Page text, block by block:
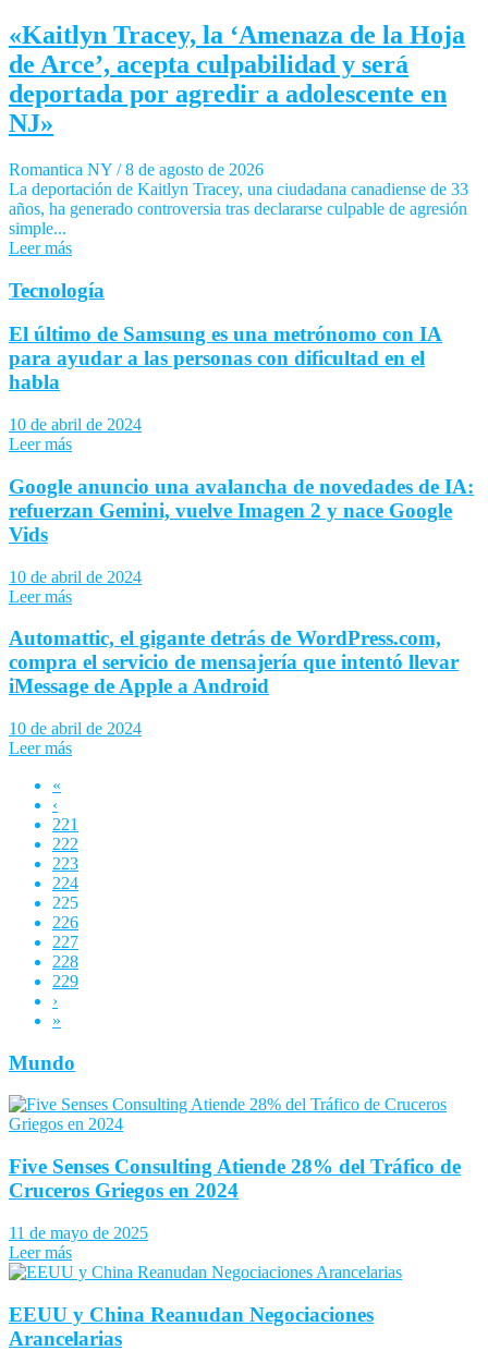
«Kaitlyn Tracey, la ‘Amenaza de la Hoja
de Arce’, acepta culpabilidad y será
deportada por agredir a adolescente en
NJ»
Romantica NY / 8 de agosto de 2026
La deportación de Kaitlyn Tracey, una ciudadana canadiense de 33
años, ha generado controversia tras declararse culpable de agresión
simple...
Leer más
Tecnología
El último de Samsung es una metrónomo con IA
para ayudar a las personas con dificultad en el
habla
10 de abril de 2024
Leer más
Google anuncio una avalancha de novedades de IA:
refuerzan Gemini, vuelve Imagen 2 y nace Google
Vids
10 de abril de 2024
Leer más
Automattic, el gigante detrás de WordPress.com,
compra el servicio de mensajería que intentó llevar
iMessage de Apple a Android
10 de abril de 2024
Leer más
«
‹
221
222
223
224
225
226
227
228
229
›
»
Mundo
Five Senses Consulting Atiende 28% del Tráfico de
Cruceros Griegos en 2024
11 de mayo de 2025
Leer más
EEUU y China Reanudan Negociaciones
Arancelarias